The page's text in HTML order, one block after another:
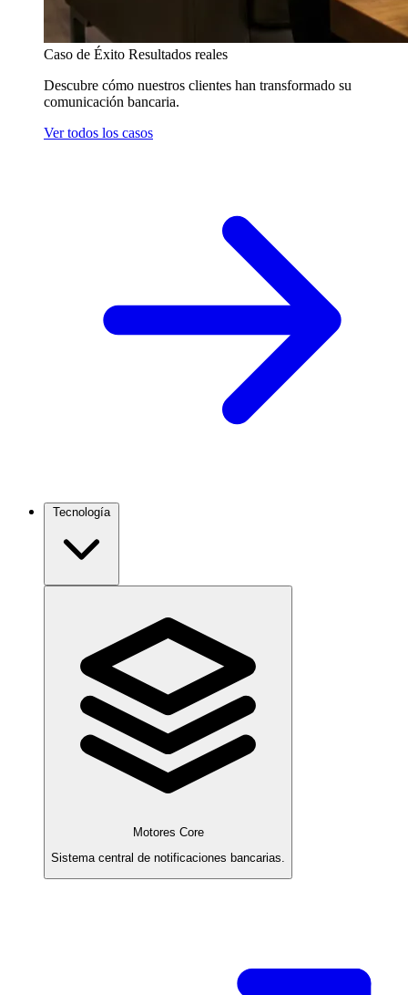
Caso de Éxito Resultados reales
Descubre cómo nuestros clientes han transformado su
comunicación bancaria.
Ver todos los casos
Tecnología
Motores Core
Sistema central de notificaciones bancarias.